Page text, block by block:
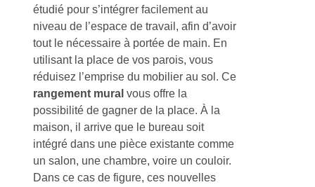
étudié pour s’intégrer facilement au
niveau de l’espace de travail, afin d’avoir
tout le nécessaire à portée de main. En
utilisant la place de vos parois, vous
réduisez l’emprise du mobilier au sol. Ce
rangement mural vous offre la
possibilité de gagner de la place. À la
maison, il arrive que le bureau soit
intégré dans une pièce existante comme
un salon, une chambre, voire un couloir.
Dans ce cas de figure, ces nouvelles